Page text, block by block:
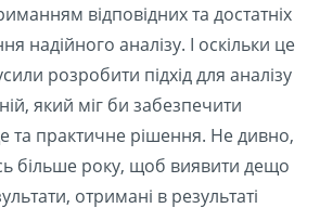
відповідних та достатніх
надійного аналізу. І оскільки це
розробити підхід для аналізу
який міг би забезпечити
та практичне рішення. Не дивно,
більше року, щоб виявити дещо
отримані в результаті